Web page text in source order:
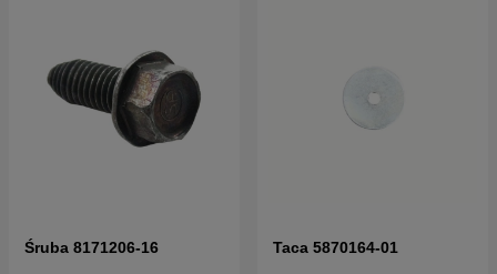
Śruba 8171206-16 Taca 5870164-01